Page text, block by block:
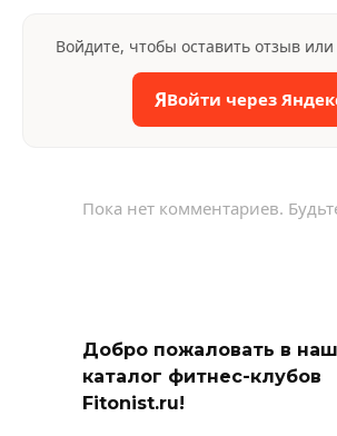
Войдите, чтобы оставить отзыв
ЯВойти через
Пока нет комментариев.
Добро пожаловать в наш
каталог фитнес-клубов
Fitonist.ru!